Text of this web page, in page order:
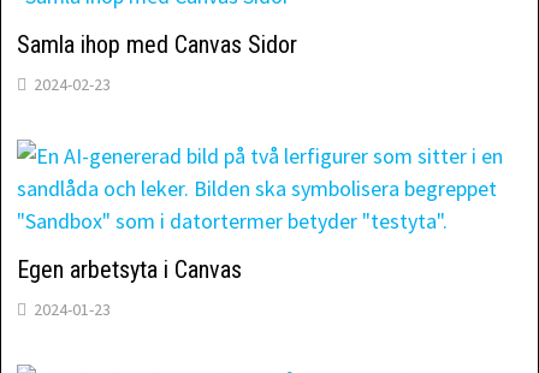
Samla ihop med Canvas Sidor
2024-02-23
Egen arbetsyta i Canvas
2024-01-23